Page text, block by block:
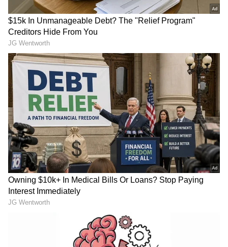
ಮಹಾರಾಜ
ವಿಜಯ್ ಸೇತುಪತಿ ಮತ್ತು ಅನುರಾಗ್ ಕಶ್ಯಪ್ ನಟಿಸಿರುವ ಈ
ಚಿತ್ರದಲ್ಲಿ, ನೀವು ಒಂದರ ನಂತರ ಒಂದರಂತೆ, ಸಸ್ಪೆನ್ಸ್
ತುಂಬಿದ ದೃಶ್ಯಗಳನ್ನು ನೋಡಬಹುದು. ಇದಲ್ಲದೆ, ಈ ಚಿತ್ರವು
8.3 ರ IMDb ರೇಟಿಂಗ್ ಹೊಂದಿದೆ. ನೀವು ನಿಮ್ಮ
ಕುಟುಂಬದೊಂದಿಗೆ ಮನೆಯಲ್ಲಿ ಈ ಚಿತ್ರವನ್ನು ನೋಡಿ
ಎಂಜಾಯ್ ಮಾಡಬಹುದು.